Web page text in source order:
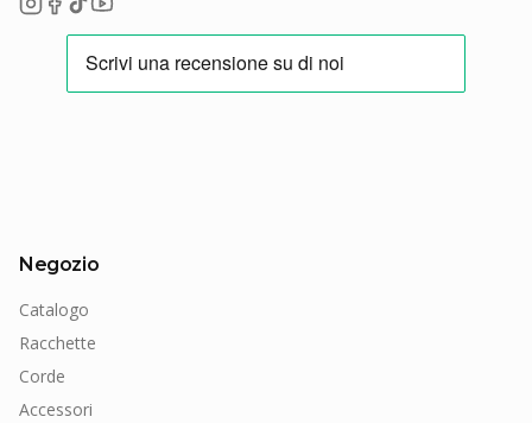
Negozio
Catalogo
Racchette
Corde
Accessori